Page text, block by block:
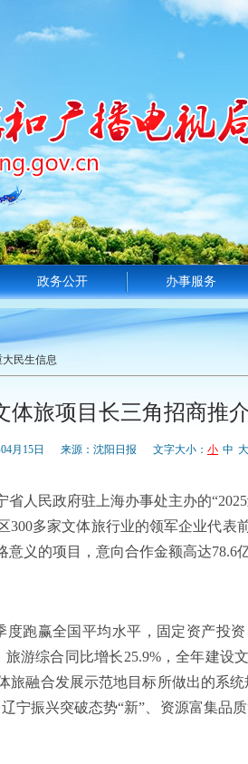
政务公开 办事服务
大民生信息
体旅项目长三角招商推
月15日 来源：沈阳日报 文字大小： 小 中 大
人民政府驻上海办事处主办的
300多家文体旅行业的领军企业代表
义的项目，意向合作金额高达78.6亿
跑赢全国平均水平，固定资产投
旅游综合同比增长25.9%，全年建设
旅融合发展示范地目标所做出的系
宁振兴突破态势“新”、资源富集品